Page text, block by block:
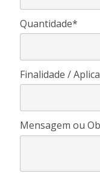
Quantidade*
Finalidade /
Mensagem ou